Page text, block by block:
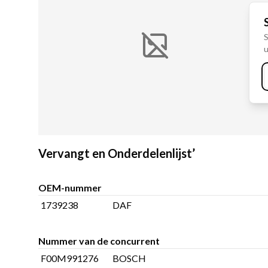
Vervangt en Onderdelenlijst’
OEM-nummer
1739238
DAF
Nummer van de concurrent
F00M991276
BOSCH